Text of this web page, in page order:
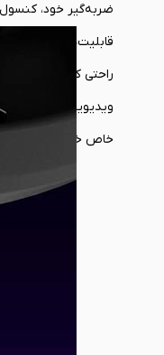
ضربه‌گیر خود،
راحتی کنسول خود را
ویدیویی. علاوه بر
خاص خود، با اکثر